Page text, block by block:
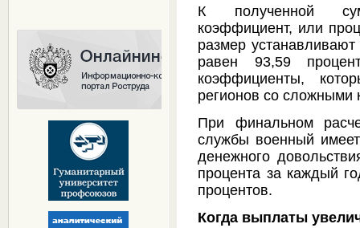
К полученной
коэффициент, или
размер
равен 93,59
коэффициенты,
регионов со сложными
При финальном
службы военный
денежного
процента за каждый
процентов.
Когда выплаты